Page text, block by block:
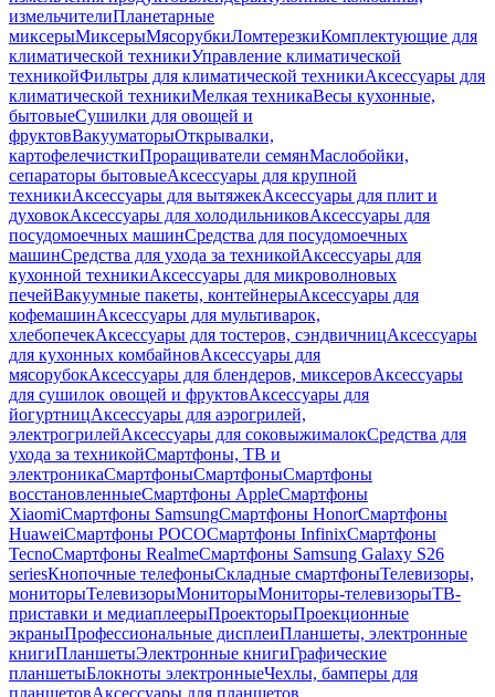
измельчителиПланетарные
миксерыМиксерыМясорубкиЛомтерезкиКомплектующие для
климатической техникиУправление климатической
техникойФильтры для климатической техникиАксессуары для
климатической техникиМелкая техникаВесы кухонные,
бытовыеСушилки для овощей и
фруктовВакууматорыОткрывалки,
картофелечисткиПроращиватели семянМаслобойки,
сепараторы бытовыеАксессуары для крупной
техникиАксессуары для вытяжекАксессуары для плит и
духовокАксессуары для холодильниковАксессуары для
посудомоечных машинСредства для посудомоечных
машинСредства для ухода за техникойАксессуары для
кухонной техникиАксессуары для микроволновых
печейВакуумные пакеты, контейнерыАксессуары для
кофемашинАксессуары для мультиварок,
хлебопечекАксессуары для тостеров, сэндвичницАксессуары
для кухонных комбайновАксессуары для
мясорубокАксессуары для блендеров, миксеровАксессуары
для сушилок овощей и фруктовАксессуары для
йогуртницАксессуары для аэрогрилей,
электрогрилейАксессуары для соковыжималокСредства для
ухода за техникойСмартфоны, ТВ и
электроникаСмартфоныСмартфоныСмартфоны
восстановленныеСмартфоны AppleСмартфоны
XiaomiСмартфоны SamsungСмартфоны HonorСмартфоны
HuaweiСмартфоны POCOСмартфоны InfinixСмартфоны
TecnoСмартфоны RealmeСмартфоны Samsung Galaxy S26
seriesКнопочные телефоныСкладные смартфоныТелевизоры,
мониторыТелевизорыМониторыМониторы-телевизорыТВ-
приставки и медиаплеерыПроекторыПроекционные
экраныПрофессиональные дисплеиПланшеты, электронные
книгиПланшетыЭлектронные книгиГрафические
планшетыБлокноты электронныеЧехлы, бамперы для
планшетовАксессуары для планшетов,